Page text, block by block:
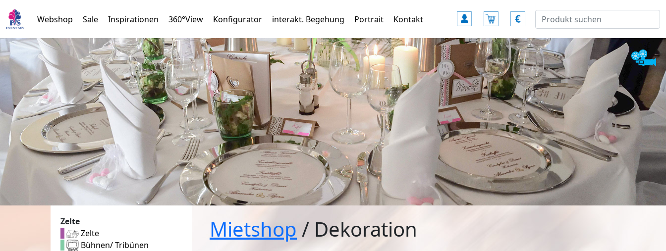
Webshop Sale Inspirationen 360°View Konfigurator interakt. Begehung Portrait Kontakt
Zelte
Zelte
Bühnen/ Tribünen
Mietshop / Dekoration